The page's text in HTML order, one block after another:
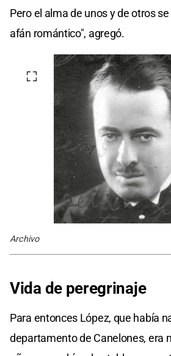
Pero el alma de unos y de otros
afán romántico", agregó.
Archivo
Vida de peregrinaje
Para entonces López, que había
departamento de Canelones, era